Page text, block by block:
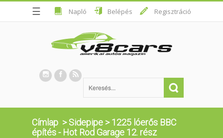
☰ Napló Belépés Regisztráció
Címlap >Sidepipe >1225 lóerős BBC
építés - Hot Rod Garage 12. rész